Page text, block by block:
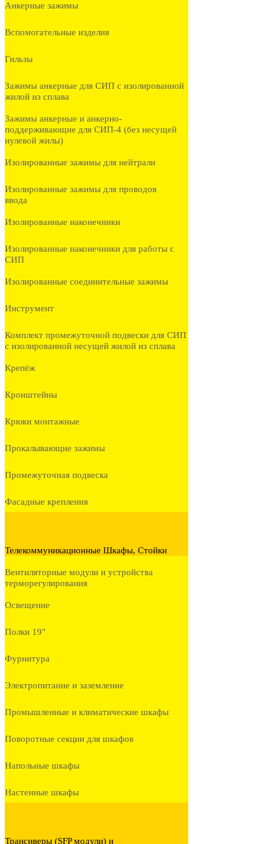
Анкерные зажимы
Вспомогательные изделия
Гильзы
Зажимы анкерные для СИП с изолированной
жилой из сплава
Зажимы анкерные и анкерно-
поддерживающие для СИП-4 (без несущей
нулевой жилы)
Изолированные зажимы для нейтрали
Изолированные зажимы для проводов
ввода
Изолированные наконечники
Изолированные наконечники для работы с
СИП
Изолированные соединительные зажимы
Инструмент
Комплект промежуточной подвески для СИП
с изолированной несущей жилой из сплава
Крепёж
Кронштейны
Крюки монтажные
Прокалывающие зажимы
Промежуточная подвеска
Фасадные крепления
Телекоммуникационные Шкафы, Стойки
Вентиляторные модули и устройства
терморегулирования
Освещение
Полки 19"
Фурнитура
Электропитание и заземление
Промышленные и климатические шкафы
Поворотные секции для шкафов
Напольные шкафы
Настенные шкафы
Трансиверы (SFP модули) и